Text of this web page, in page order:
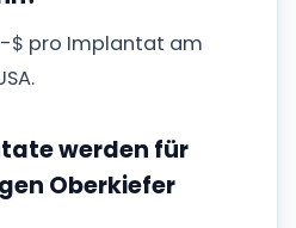
$ pro Implantat am
werden für
Oberkiefer